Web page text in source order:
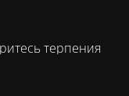
терпения